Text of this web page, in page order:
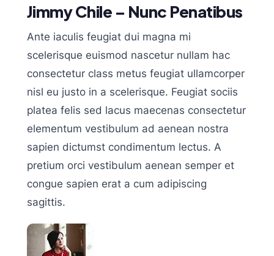
Jimmy Chile – Nunc Penatibus
Ante iaculis feugiat dui magna mi
scelerisque euismod nascetur nullam hac
consectetur class metus feugiat ullamcorper
nisl eu justo in a scelerisque. Feugiat sociis
platea felis sed lacus maecenas consectetur
elementum vestibulum ad aenean nostra
sapien dictumst condimentum lectus. A
pretium orci vestibulum aenean semper et
congue sapien erat a cum adipiscing
sagittis.